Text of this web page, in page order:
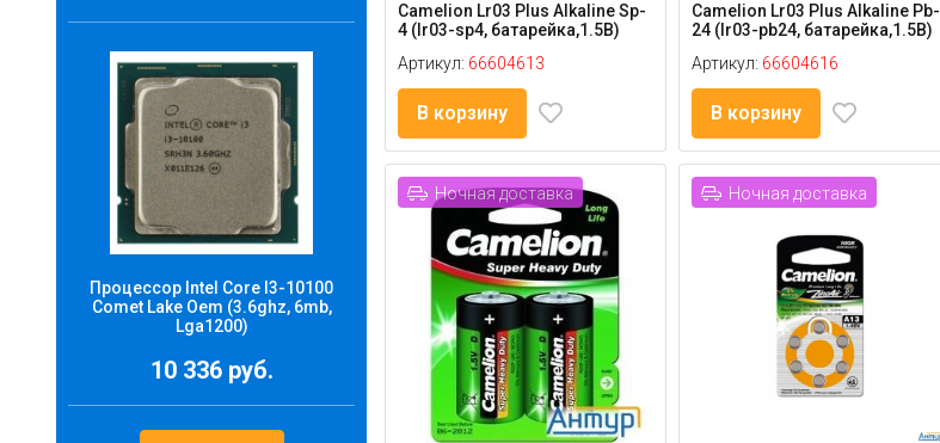
Процессор Intel Core I3-10100
Comet Lake Oem (3.6ghz, 6mb,
Lga1200)
10 336 руб.
Camelion Lr03 Plus Alkaline Sp-
4 (lr03-sp4, батарейка,1.5В)
Артикул: 66604613
В корзину
Camelion Lr03 Plus Alkaline Pb-
24 (lr03-pb24, батарейка,1.5В)
Артикул: 66604616
В корзину
Ночная доставка Ночная доставка